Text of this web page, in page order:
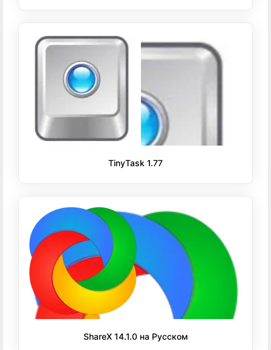
TinyTask 1.77
ShareX 14.1.0 на Русском